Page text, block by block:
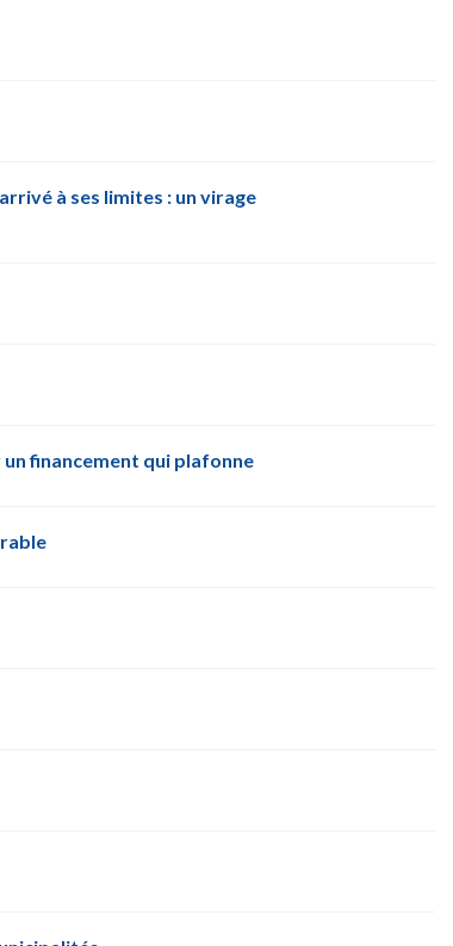
à ses limites : un virage
financement qui plafonne